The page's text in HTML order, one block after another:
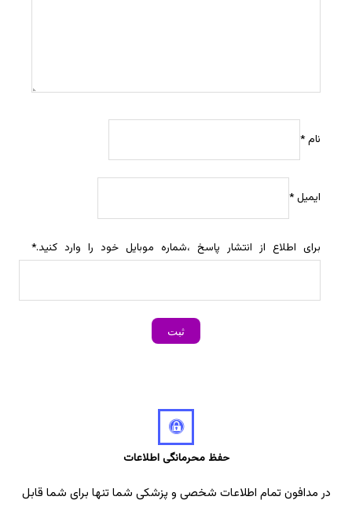
نام*
ایمیل*
برای اطلاع از انتشار پاسخ ،شماره موبایل خود را وارد کنید.*
حفظ محرمانگی اطلاعات
در مدافون تمام اطلاعات شخصی و پزشکی شما تنها برای شما قابل